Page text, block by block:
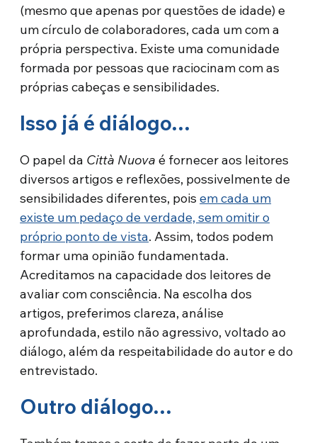
(mesmo que apenas por questões de idade) e
um círculo de colaboradores, cada um com a
própria perspectiva. Existe uma comunidade
formada por pessoas que raciocinam com as
próprias cabeças e sensibilidades.
Isso já é diálogo…
O papel da Città Nuovaé fornecer aos leitores
diversos artigos e reflexões, possivelmente de
sensibilidades diferentes, poisem cada um
existe um pedaço de verdade, sem omitir o
próprio ponto de vista. Assim, todos podem
formar uma opinião fundamentada.
Acreditamos na capacidade dos leitores de
avaliar com consciência. Na escolha dos
artigos, preferimos clareza, análise
aprofundada, estilo não agressivo, voltado ao
diálogo, além da respeitabilidade do autor e do
entrevistado.
Outro diálogo…